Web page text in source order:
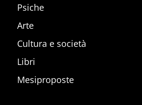
Psiche
Arte
Cultura e società
Libri
Mesiproposte